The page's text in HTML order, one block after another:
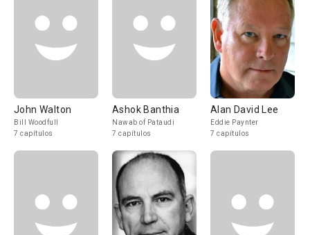
John Walton
Bill Woodfull
7 capítulos
Ashok Banthia
Nawab of Pataudi
7 capítulos
Alan David Lee
Eddie Paynter
7 capítulos